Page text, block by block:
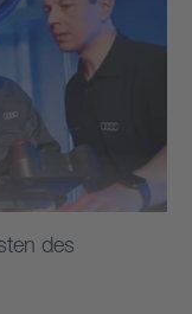
des